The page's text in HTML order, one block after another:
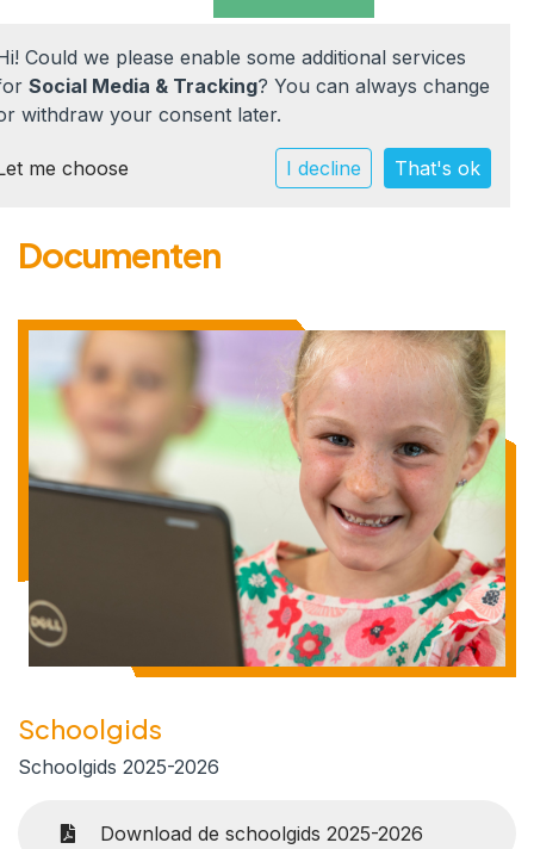
Home
Onze school
Werken bij
Documenten
Contact
Documenten
Schoolgids
Schoolgids 2025-2026
Download de schoolgids 2025-2026
Could we please enable some additional services
Social Media & Tracking? You can always change
withdraw your consent later.
me choose I decline That's ok